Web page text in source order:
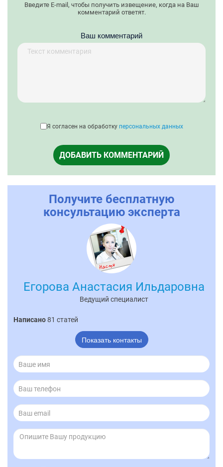
Введите E-mail, чтобы получить извещение, когда на Ваш
комментарий ответят.
Ваш комментарий
Я согласен на обработку персональных данных
ДОБАВИТЬ КОММЕНТАРИЙ
Получите бесплатную
консультацию эксперта
Егорова Анастасия Ильдаровна
Ведущий специалист
Написано81 статей
Показать контакты